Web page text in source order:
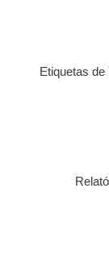
Etiquetas